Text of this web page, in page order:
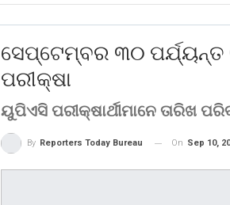
ସେପ୍ଟେମ୍ବର ୩୦ ପର୍ଯ୍ୟନ୍ତ
ପରୀକ୍ଷା
ୟୁପିଏସି ପରୀକ୍ଷାର୍ଥୀମାନେ ତାରିଖ
By Reporters Today Bureau On Sep 10,